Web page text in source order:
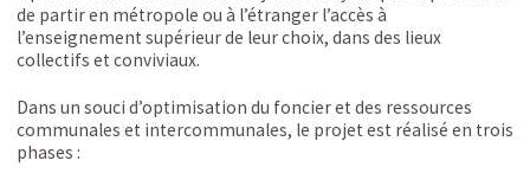
de partir en métropole ou à l’étranger l’accès à
l’enseignement supérieur de leur choix, dans des lieux
collectifs et conviviaux.
Dans un souci d’optimisation du foncier et des ressources
communales et intercommunales, le projet est réalisé en trois
phases :